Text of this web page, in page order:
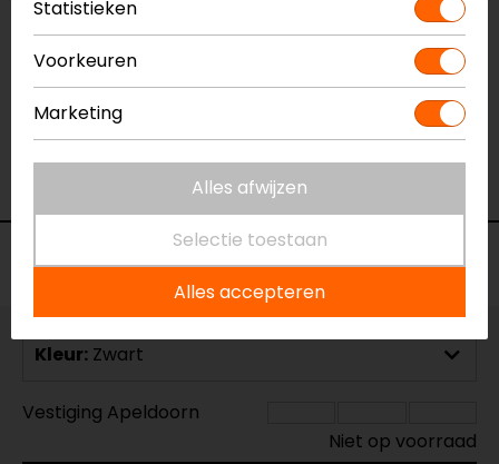
Specificaties
Naam
Racing Stuur
Model
N1016
Voorraad
Kleur: Zwart
Vestiging Apeldoorn
Niet op voorraad
Statistieken
Voorkeuren
Marketing
Alles afwijzen
Selectie toestaan
Alles accepteren